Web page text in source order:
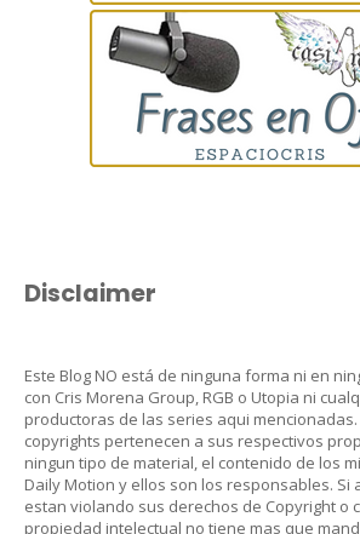
Disclaimer
Este Blog NO está de ninguna forma ni en
con Cris Morena Group, RGB o Utopia ni
productoras de las series aqui
copyrights pertenecen a sus respectivos
ningun tipo de material, el contenido de los
Daily Motion y ellos son los responsables. Si
estan violando sus derechos de Copyright o
propiedad intelectual no tiene mas que